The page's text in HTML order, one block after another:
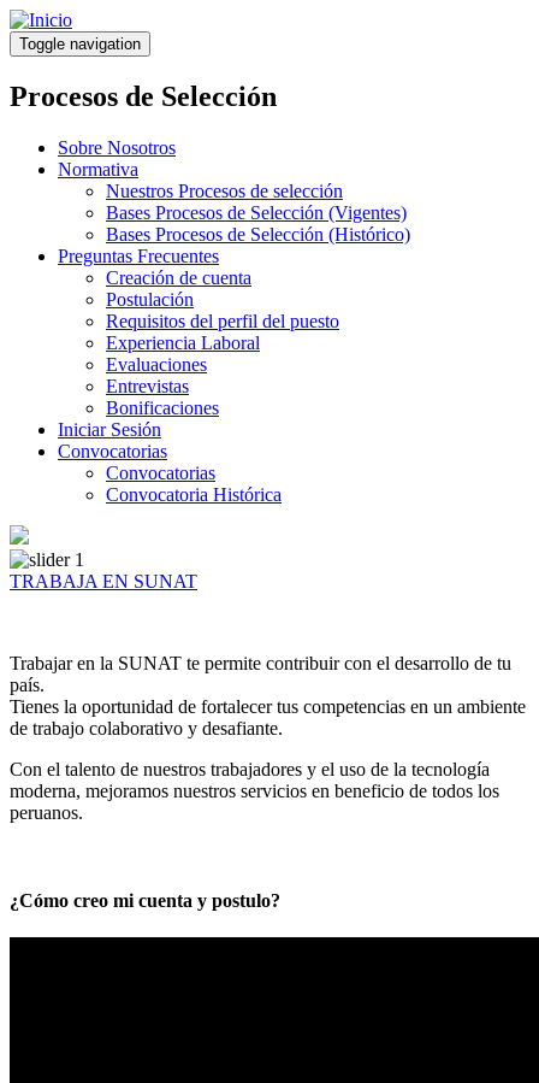
Pasar
al
contenido
principal
Toggle navigation
Procesos de Selección
Sobre Nosotros
Normativa
Nuestros Procesos de selección
Bases Procesos de Selección (Vigentes)
Bases Procesos de Selección (Histórico)
Preguntas Frecuentes
Creación de cuenta
Postulación
Requisitos del perfil del puesto
Experiencia Laboral
Evaluaciones
Entrevistas
Bonificaciones
Iniciar Sesión
Convocatorias
Convocatorias
Convocatoria Histórica
TRABAJA EN SUNAT
Trabajar en la SUNAT te permite contribuir con el desarrollo de tu
país.
Tienes la oportunidad de fortalecer tus competencias en un ambiente
de trabajo colaborativo y desafiante.
Con el talento de nuestros trabajadores y el uso de la tecnología
moderna, mejoramos nuestros servicios en beneficio de todos los
peruanos.
¿Cómo creo mi cuenta y postulo?